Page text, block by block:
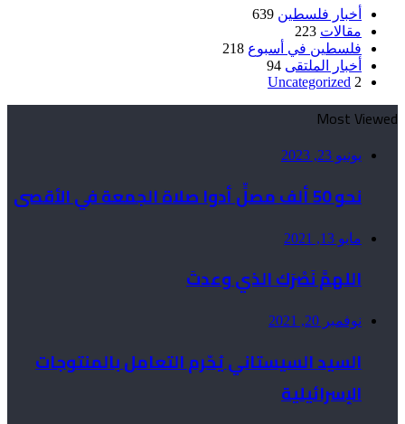
أخبار فلسطين 639
مقالات 223
فلسطين في أسبوع 218
أخبار الملتقى 94
Uncategorized 2
Most Viewed
يونيو 23, 2023
نحو 50 ألف مصلٍّ أدوا صلاة الجمعة في الأقصى
مايو 13, 2021
اللهمَّ نَصْرَك الذي وعدتَ
نوفمبر 20, 2021
السيد السيستاني يُحّرم التعامل بالمنتوجات
الإسرائيلية